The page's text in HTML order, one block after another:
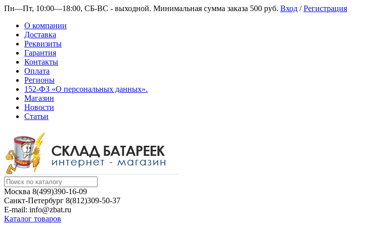
Пн—Пт, 10:00—18:00, СБ-ВС - выходной. Минимальная сумма заказа 500 руб. Вход /Регистрация
О компании
Доставка
Реквизиты
Гарантия
Контакты
Оплата
Регионы
152-ФЗ «О персональных данных».
Магазин
Новости
Статьи
Москва 8(499)390-16-09
Санкт-Петербург 8(812)309-50-37
E-mail: info@zbat.ru
Каталог товаров